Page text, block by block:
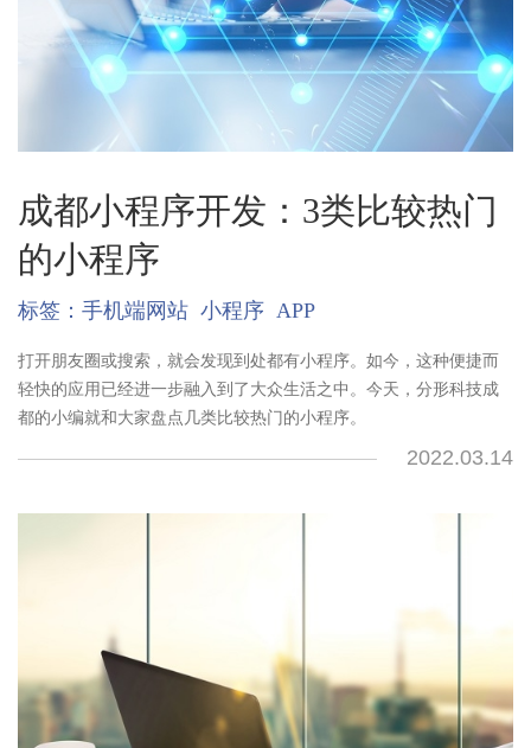
成都小程序开发：3类比较热门
的小程序
标签： 手机端网站 小程序 APP
打开朋友圈或搜索，就会发现到处都有小程序。如今，这种便捷而
轻快的应用已经进一步融入到了大众生活之中。今天，分形科技成
都的小编就和大家盘点几类比较热门的小程序。
2022.03.14